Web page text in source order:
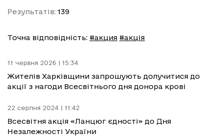
Результатів: 139
Точна відповідність: #акция #акція
11 червня 2026 | 15:34
Жителів Харківщини запрошують долучитися до
акції з нагоди Всесвітнього дня донора крові
22 серпня 2024 | 11:42
Всесвітня акція «Ланцюг єдності» до Дня
Незалежності України